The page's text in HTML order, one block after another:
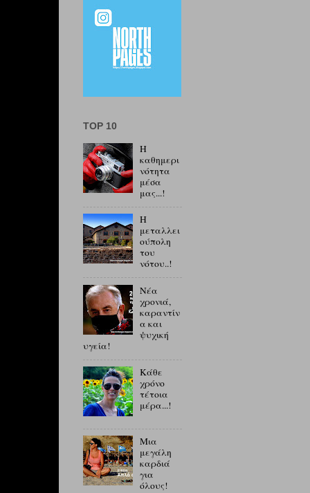
TOP 10
Η
καθημερι
νότητα
μέσα
μας...!
Η
μεταλλει
ούπολη
του
νότου..!
Νέα
χρονιά,
καραντίν
α και
ψυχική
υγεία!
Κάθε
χρόνο
τέτοια
μέρα...!
Μια
μεγάλη
καρδιά
για
όλους!